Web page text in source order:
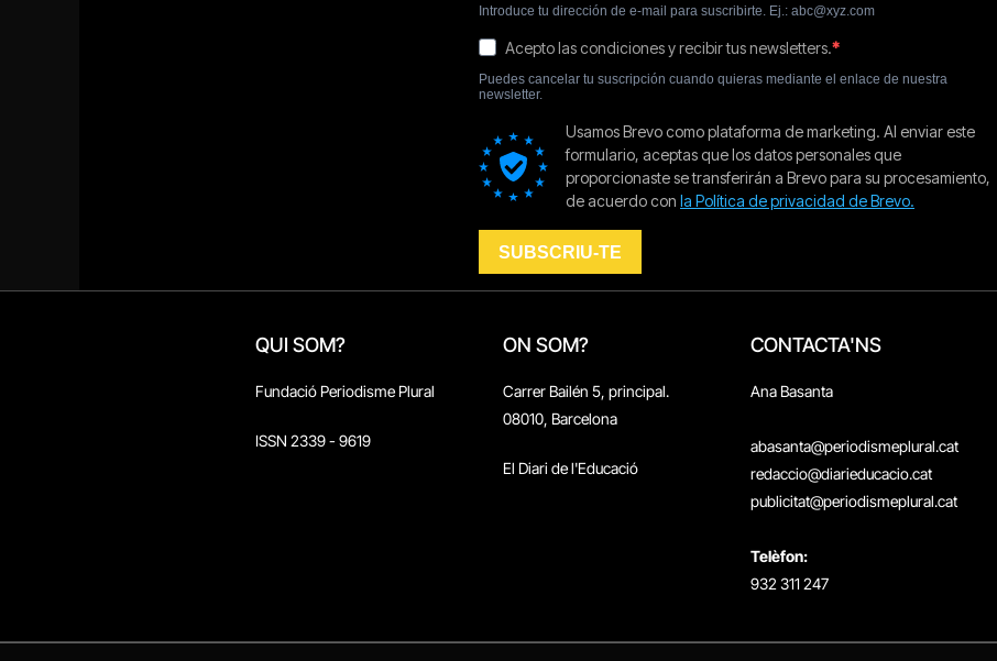
QUI SOM?
Fundació Periodisme Plural
ISSN 2339 - 9619
ON SOM?
Carrer Bailén 5, principal.
08010, Barcelona
El Diari de l'Educació
CONTACTA'NS
Ana Basanta
abasanta@periodismeplural.cat
redaccio@diarieducacio.cat
publicitat@periodismeplural.cat
Telèfon:
932 311 247